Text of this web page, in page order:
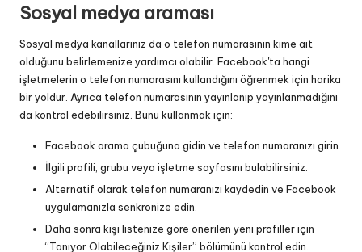
Sosyal medya araması
Sosyal medya kanallarınız da o telefon numarasının kime ait
olduğunu belirlemenize yardımcı olabilir. Facebook'ta hangi
işletmelerin o telefon numarasını kullandığını öğrenmek için harika
bir yoldur. Ayrıca telefon numarasının yayınlanıp yayınlanmadığını
da kontrol edebilirsiniz. Bunu kullanmak için:
Facebook arama çubuğuna gidin ve telefon numaranızı girin.
İlgili profili, grubu veya işletme sayfasını bulabilirsiniz.
Alternatif olarak telefon numaranızı kaydedin ve Facebook
uygulamanızla senkronize edin.
Daha sonra kişi listenize göre önerilen yeni profiller için
“Tanıyor Olabileceğiniz Kişiler” bölümünü kontrol edin.